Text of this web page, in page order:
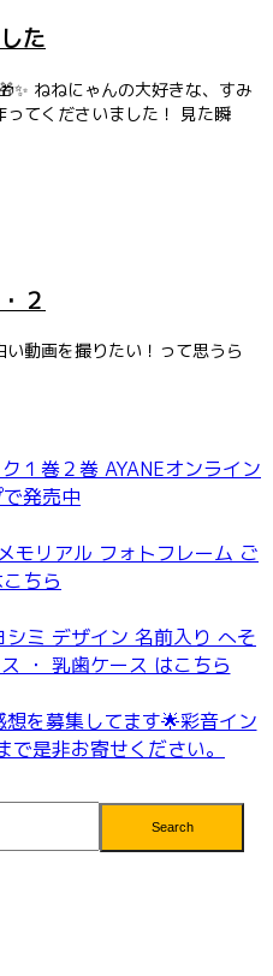
た
ねねにゃんの大好きな、すみ
てくださいました！ 見た瞬
２
動画を撮りたい！って思うら
Search